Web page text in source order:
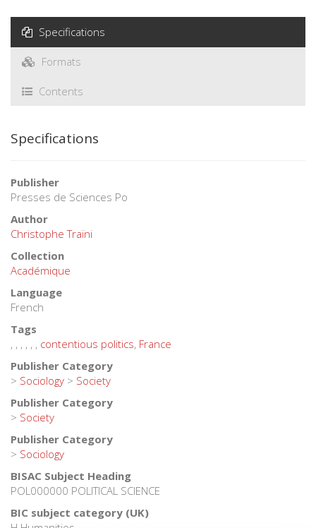
Specifications
Formats
Contents
Specifications
Publisher
Presses de Sciences Po
Author
Christophe Traïni
Collection
Académique
Language
French
Tags
, , , , , , contentious politics, France
Publisher Category
> Sociology > Society
Publisher Category
> Society
Publisher Category
> Sociology
BISAC Subject Heading
POL000000 POLITICAL SCIENCE
BIC subject category (UK)